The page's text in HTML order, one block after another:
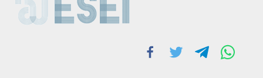
Facebook
Twitter Telegram